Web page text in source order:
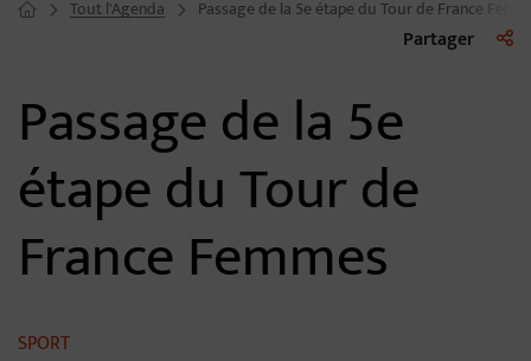
Page d'accueil du site
Tout l'Agenda Passage de la 5e étape du Tour de France
Partager
Passage de la 5e
étape du Tour de
France Femmes
SPORT